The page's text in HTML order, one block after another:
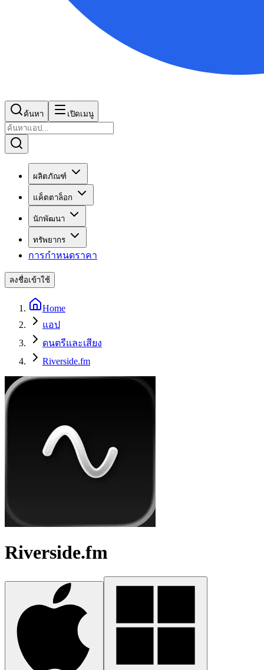
ค้นหา เปิดเมนู
ผลิตภัณฑ์
แค็ตตาล็อก
นักพัฒนา
ทรัพยากร
การกำหนดราคา
ลงชื่อเข้าใช้
Home
แอป
ดนตรีและเสียง
Riverside.fm
Riverside.fm